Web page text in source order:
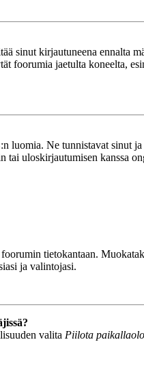
sinut kirjautuneena ennalta
foorumia jaetulta koneelta,
luomia. Ne tunnistavat
uloskirjautumisen kanssa
tietokantaan.
ja valintojasi.
valita Piilota paikallaolo